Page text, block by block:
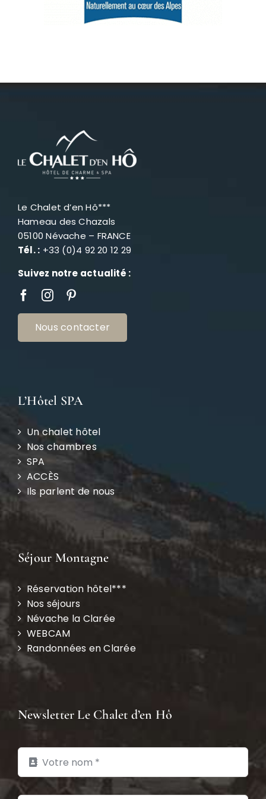
Accès
Le Chalet d’en Hô***
Hameau des Chazals
05100 Névache – FRANCE
Tél. : +33 (0)4 92 20 12 29
Suivez notre actualité :
Nous contacter
L’Hôtel SPA
Un chalet hôtel
Nos chambres
SPA
ACCÈS
Ils parlent de nous
Séjour Montagne
Réservation hôtel***
Nos séjours
Névache la Clarée
WEBCAM
Randonnées en Clarée
Newsletter Le Chalet d’en Hô